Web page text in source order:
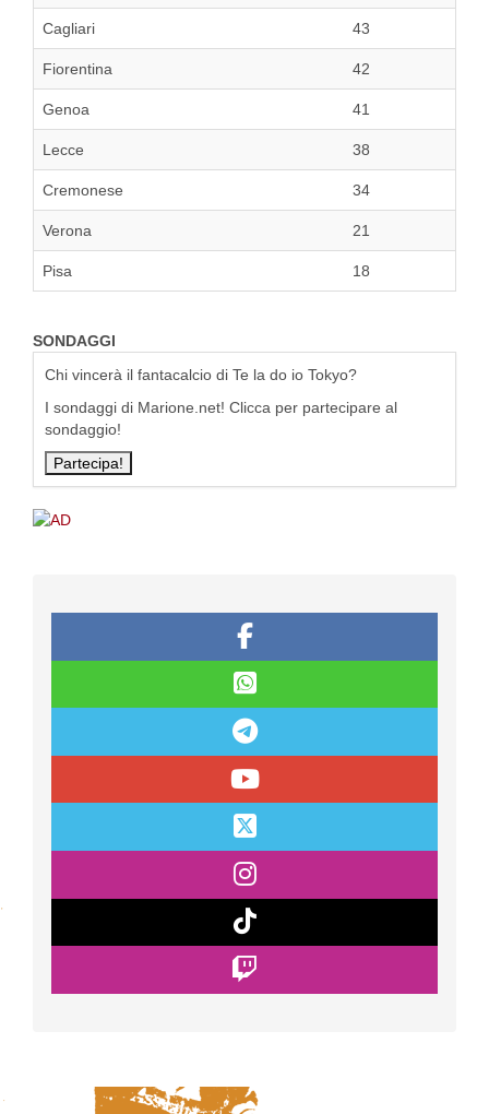
Cagliari 43
Fiorentina 42
Genoa 41
Lecce 38
Cremonese 34
Verona 21
Pisa 18
SONDAGGI
Chi vincerà il fantacalcio di Te la do io Tokyo?
I sondaggi di Marione.net! Clicca per partecipare al
sondaggio!